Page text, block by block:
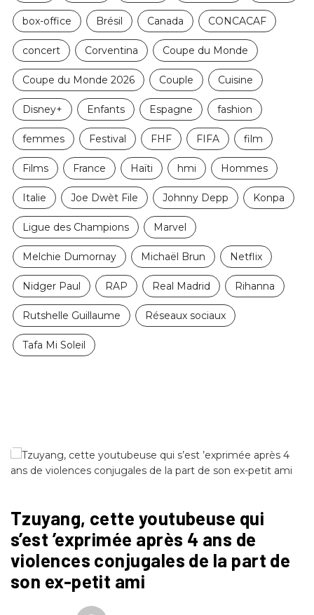
box-office Brésil Canada CONCACAF
concert Corventina Coupe du Monde
Coupe du Monde 2026 Couple Cuisine
Disney+ Enfants Espagne fashion
femmes Festival FHF FIFA film
Films France Haïti hmi Hommes
Italie Joe Dwèt File Johnny Depp Konpa
Ligue des Champions Marvel
Melchie Dumornay Michaël Brun Netflix
Nidger Paul RAP Real Madrid Rihanna
Rutshelle Guillaume Réseaux sociaux
Tafa Mi Soleil
Tzuyang, cette youtubeuse qui
s’est ’exprimée après 4 ans de
violences conjugales de la part de
son ex-petit ami